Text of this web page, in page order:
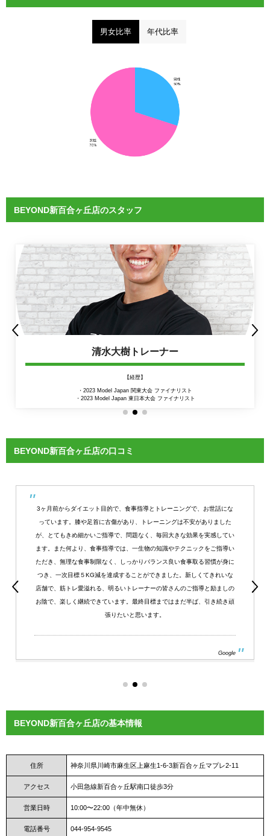
男女比率 年代比率
BEYOND新百合ヶ丘店のスタッフ
清水大樹トレーナー
【経歴】
・2023 Model Japan 関東大会 ファイナリスト
・2023 Model Japan 東日本大会 ファイナリスト
BEYOND新百合ヶ丘店の口コミ
3ヶ月前からダイエット目的で、食事指導とトレーニングで、お世話にな
っています。膝や足首に古傷があり、トレーニングは不安がありました
が、とてもきめ細かいご指導で、問題なく、毎回大きな効果を実感してい
ます。また何より、食事指導では、一生物の知識やテクニックをご指導い
ただき、無理な食事制限なく、しっかりバランス良い食事取る習慣が身に
つき、一次目標５KG減を達成することができました。新しくてきれいな
店舗で、筋トレ愛溢れる、明るいトレーナーの皆さんのご指導と励ましの
お陰で、楽しく継続できています。最終目標まではまだ半ば、引き続き頑
張りたいと思います。
Google
BEYOND新百合ヶ丘店の基本情報
住所 神奈川県川崎市麻生区上麻生1-6-3新百合ヶ丘マプレ2-11
アクセス 小田急線新百合ヶ丘駅南口徒歩3分
営業日時 10:00〜22:00（年中無休）
電話番号 044-954-9545